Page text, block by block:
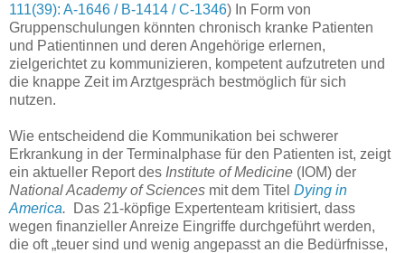
111(39): A-1646 / B-1414 / C-1346) In Form von
Gruppenschulungen könnten chronisch kranke Patienten
und Patientinnen und deren Angehörige erlernen,
zielgerichtet zu kommunizieren, kompetent aufzutreten und
die knappe Zeit im Arztgespräch bestmöglich für sich
nutzen.
Wie entscheidend die Kommunikation bei schwerer
Erkrankung in der Terminalphase für den Patienten ist, zeigt
ein aktueller Report des Institute of Medicine (IOM) der
National Academy of Sciences mit dem Titel Dying in
America.
Das 21-köpfige Expertenteam kritisiert, dass
wegen finanzieller Anreize Eingriffe durchgeführt werden,
die oft „teuer sind und wenig angepasst an die Bedürfnisse,